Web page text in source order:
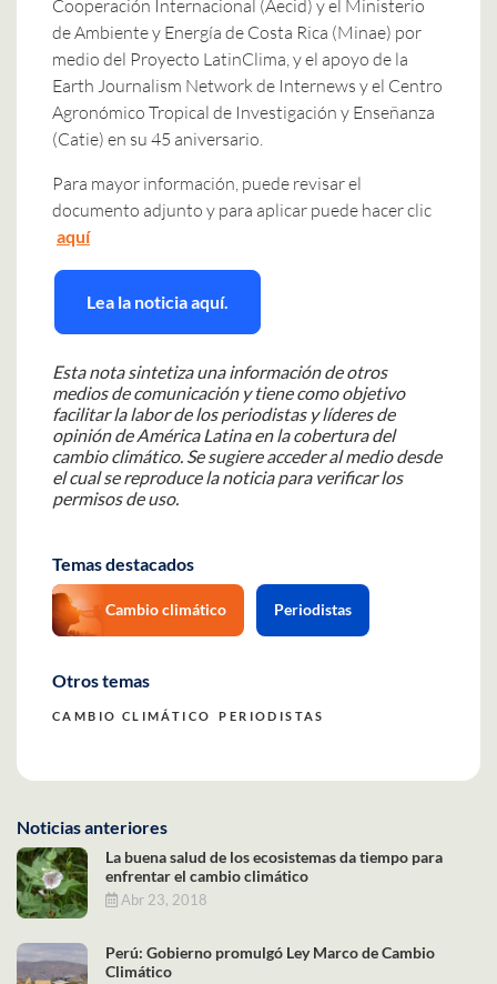
Cooperación Internacional (Aecid) y el Ministerio
de Ambiente y Energía de Costa Rica (Minae) por
medio del Proyecto LatinClima, y el apoyo de la
Earth Journalism Network de Internews y el Centro
Agronómico Tropical de Investigación y Enseñanza
(Catie) en su 45 aniversario.
Para mayor información, puede revisar el
documento adjunto y para aplicar puede hacer clic
aquí
Lea la noticia aquí.
Esta nota sintetiza una información de otros
medios de comunicación y tiene como objetivo
facilitar la labor de los periodistas y líderes de
opinión de América Latina en la cobertura del
cambio climático. Se sugiere acceder al medio desde
el cual se reproduce la noticia para verificar los
permisos de uso.
Temas destacados
Cambio climático Periodistas
Otros temas
CAMBIO CLIMÁTICO PERIODISTAS
Noticias anteriores
La buena salud de los ecosistemas da tiempo para
enfrentar el cambio climático
Abr 23, 2018
Perú: Gobierno promulgó Ley Marco de Cambio
Climático